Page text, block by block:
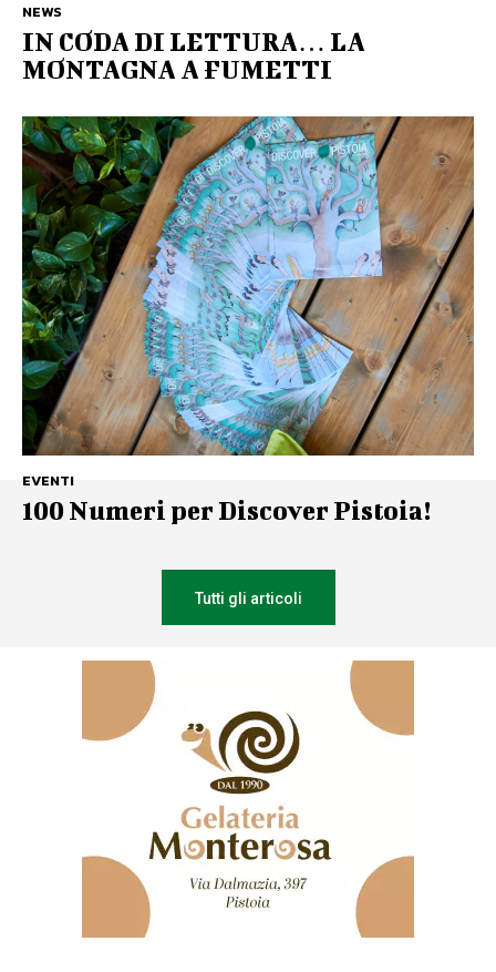
NEWS
IN CODA DI LETTURA… LA
MONTAGNA A FUMETTI
EVENTI
100 Numeri per Discover Pistoia!
Tutti gli articoli